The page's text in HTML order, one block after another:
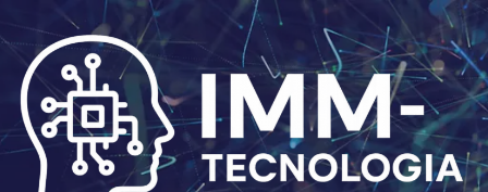
to
content